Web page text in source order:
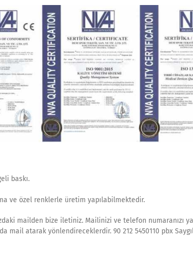
baskı.
ve özel renklerle üretim yapılabilmektedir.
mailden bize iletiniz. Mailinizi ve telefon numaranızı
atarak yönlendireceklerdir. 90 212 5450110 pbx